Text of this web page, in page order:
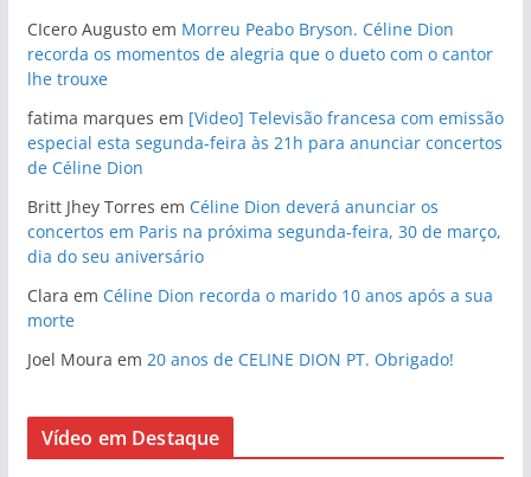
CIcero Augustoem Morreu Peabo Bryson. Céline Dion
recorda os momentos de alegria que o dueto com o cantor
lhe trouxe
fatima marques em [Video] Televisão francesa com emissão
especial esta segunda-feira às 21h para anunciar concertos
de Céline Dion
Britt Jhey Torres em Céline Dion deverá anunciar os
concertos em Paris na próxima segunda-feira, 30 de março,
dia do seu aniversário
Clara em Céline Dion recorda o marido 10 anos após a sua
morte
Joel Moura em 20 anos de CELINE DION PT. Obrigado!
Vídeo em Destaque